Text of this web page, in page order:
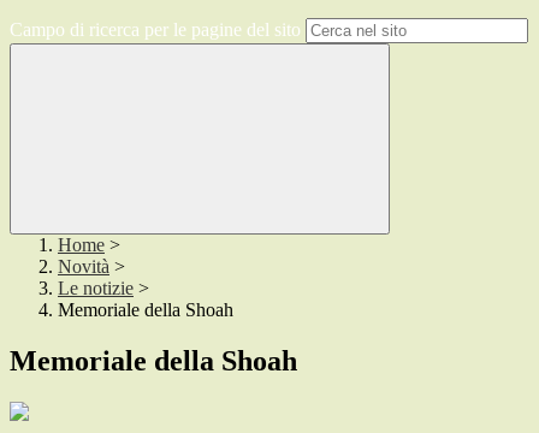
Campo di ricerca per le pagine del sito
Home >
Novità >
Le notizie >
Memoriale della Shoah
Memoriale della Shoah